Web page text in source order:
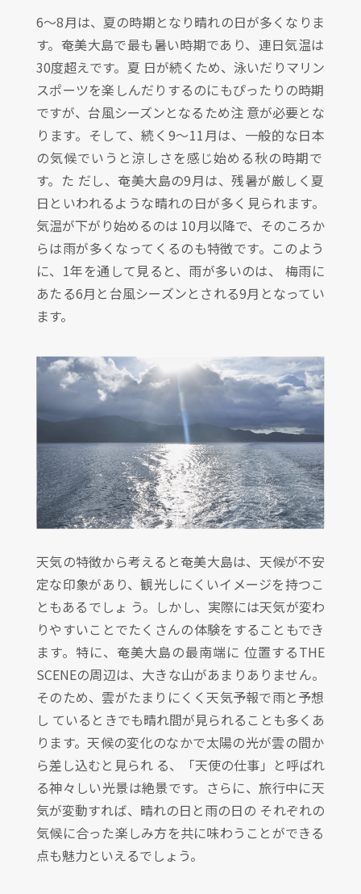
6〜8月は、夏の時期となり晴れの日が多くなりま
す。奄美大島で最も暑い時期であり、連日気温は
30度超えです。夏 日が続くため、泳いだりマリン
スポーツを楽しんだりするのにもぴったりの時期
ですが、台風シーズンとなるため注 意が必要とな
ります。そして、続く9〜11月は、一般的な日本
の気候でいうと涼しさを感じ始める秋の時期で
す。た だし、奄美大島の9月は、残暑が厳しく夏
日といわれるような晴れの日が多く見られます。
気温が下がり始めるのは 10月以降で、そのころか
らは雨が多くなってくるのも特徴です。このよう
に、1年を通して見ると、雨が多いのは、 梅雨に
あたる6月と台風シーズンとされる9月となってい
ます。
天気の特徴から考えると奄美大島は、天候が不安
定な印象があり、観光しにくいイメージを持つこ
ともあるでしょ う。しかし、実際には天気が変わ
りやすいことでたくさんの体験をすることもでき
ます。特に、奄美大島の最南端に 位置するTHE
SCENEの周辺は、大きな山があまりありません。
そのため、雲がたまりにくく天気予報で雨と予想
し ているときでも晴れ間が見られることも多くあ
ります。天候の変化のなかで太陽の光が雲の間か
ら差し込むと見られ る、「天使の仕事」と呼ばれ
る神々しい光景は絶景です。さらに、旅行中に天
気が変動すれば、晴れの日と雨の日の それぞれの
気候に合った楽しみ方を共に味わうことができる
点も魅力といえるでしょう。